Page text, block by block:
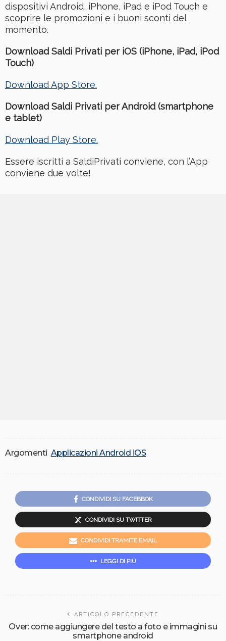
dispositivi Android, iPhone, iPad e iPod Touch e
scoprire le promozioni e i buoni sconti del
momento.
Download Saldi Privati per iOS (iPhone, iPad, iPod
Touch)
Download App Store.
Download Saldi Privati per Android (smartphone
e tablet)
Download Play Store.
Essere iscritti a SaldiPrivati conviene, con l’App
conviene due volte!
Argomenti Applicazioni Android iOS
CONDIVIDI SU FACEBBOK
CONDIVIDI SU TWITTER
CONDIVIDI TRAMITE EMAIL
LEGGI DI PIÙ
ARTICOLO PRECEDENTE
Over: come aggiungere del testo a foto e immagini su
smartphone android